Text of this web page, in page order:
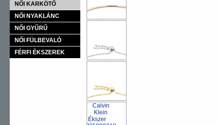
NŐI KARKÖTŐ
NŐI NYAKLÁNC
NŐI GYŰRŰ
NŐI FÜLBEVALÓ
FÉRFI ÉKSZEREK